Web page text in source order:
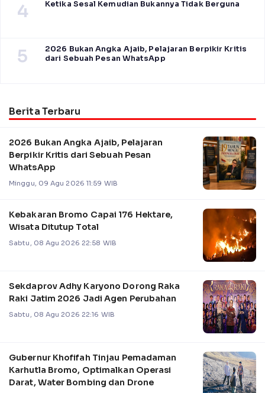
4 Ketika Sesal Kemudian Bukannya Tidak Berguna
5
2026 Bukan Angka Ajaib, Pelajaran Berpikir Kritis
dari Sebuah Pesan WhatsApp
Berita Terbaru
2026 Bukan Angka Ajaib, Pelajaran
Berpikir Kritis dari Sebuah Pesan
WhatsApp
Minggu, 09 Agu 2026 11:59 WIB
Kebakaran Bromo Capai 176 Hektare,
Wisata Ditutup Total
Sabtu, 08 Agu 2026 22:58 WIB
Sekdaprov Adhy Karyono Dorong Raka
Raki Jatim 2026 Jadi Agen Perubahan
Sabtu, 08 Agu 2026 22:16 WIB
Gubernur Khofifah Tinjau Pemadaman
Karhutla Bromo, Optimalkan Operasi
Darat, Water Bombing dan Drone